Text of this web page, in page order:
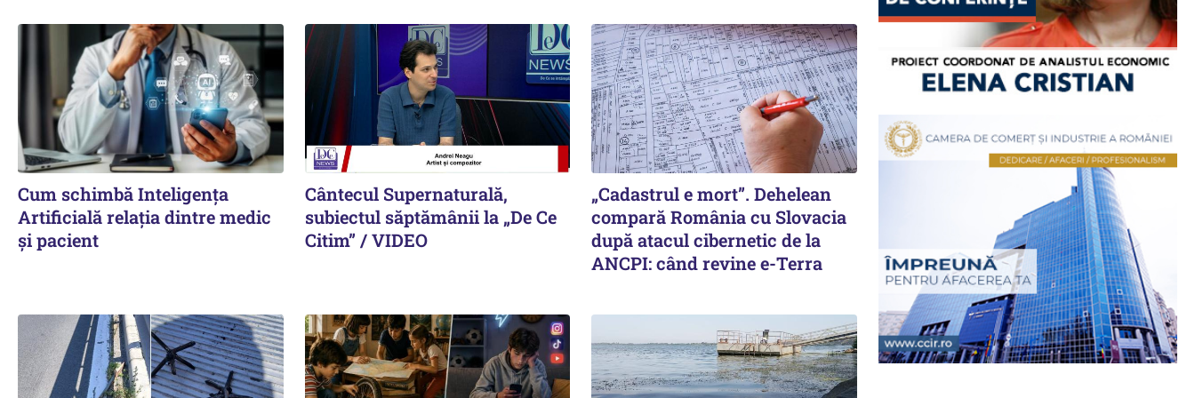
Cum schimbă Inteligența
Artificială relația dintre medic
și pacient
Cântecul Supernaturală,
subiectul săptămânii la „De Ce
Citim” / VIDEO
„Cadastrul e mort”. Dehelean
compară România cu Slovacia
după atacul cibernetic de la
ANCPI: când revine e-Terra